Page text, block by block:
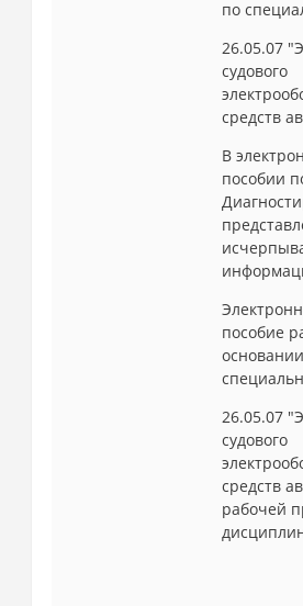
по
26.05.07
судового
средств
В
пособии
пособие
26.05.07
судового
средств
рабочей